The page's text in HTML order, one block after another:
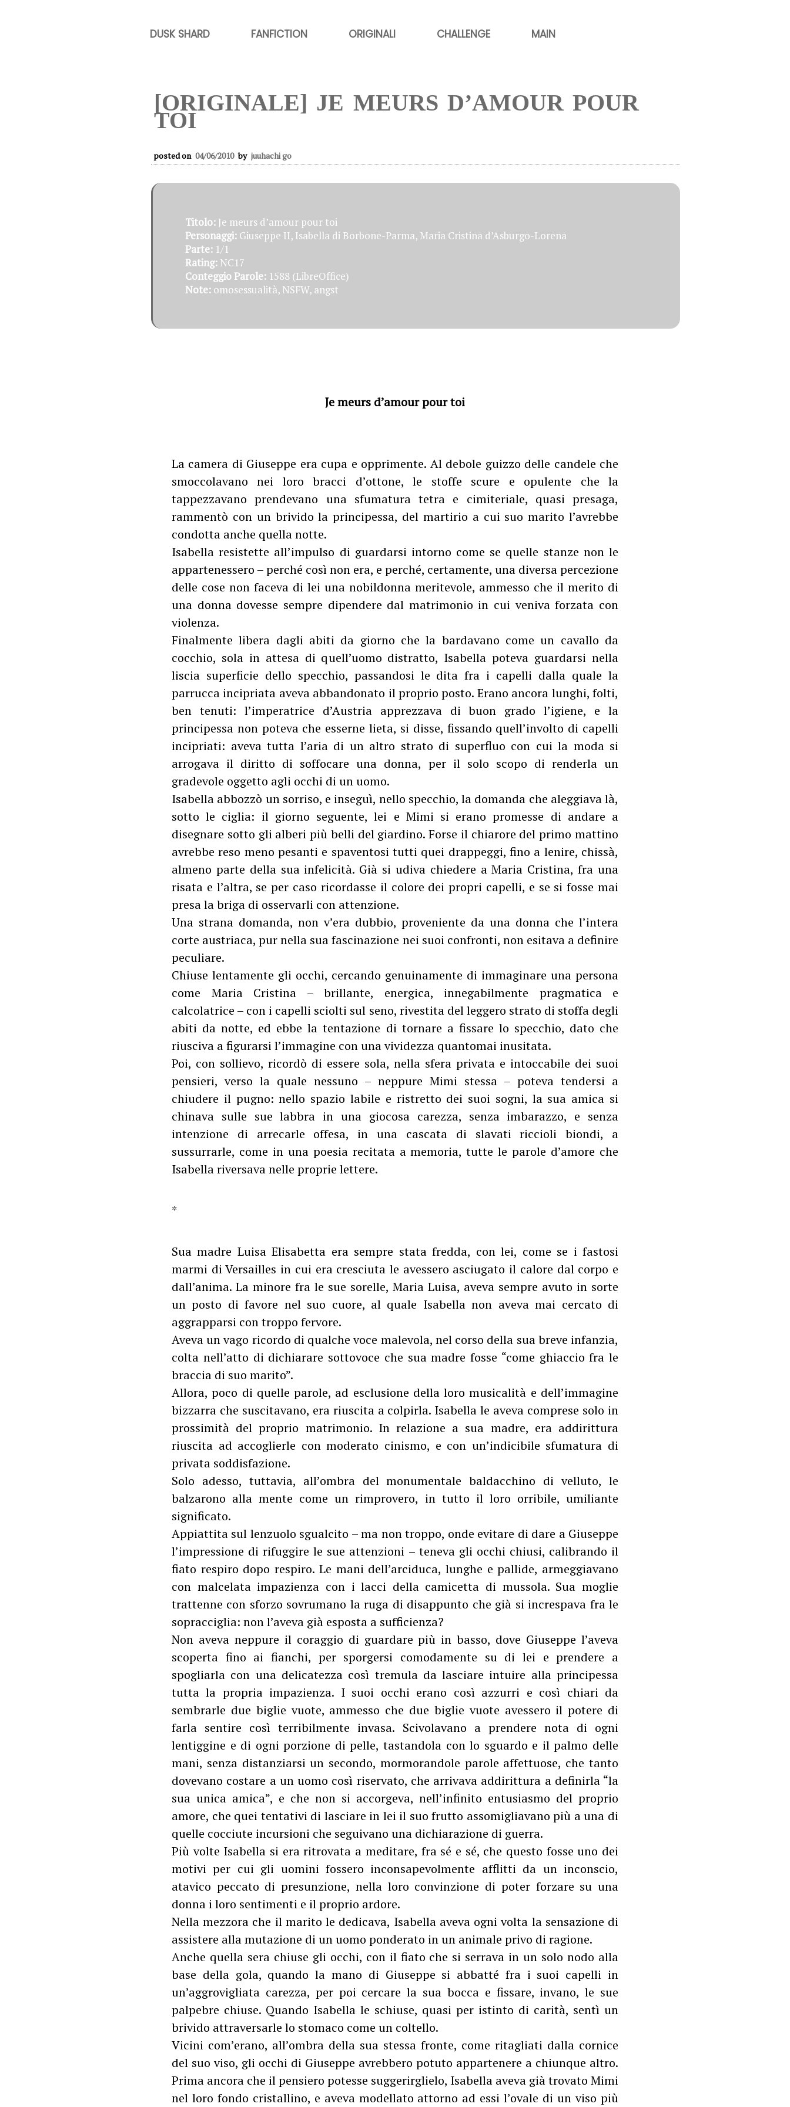
DUSK SHARD FANFICTION ORIGINALI CHALLENGE MAIN
[ORIGINALE] JE MEURS D’AMOUR POUR
TOI
posted on 04/06/2010 by juuhachi go
Titolo: Je meurs d’amour pour toi
Personaggi: Giuseppe II, Isabella di Borbone-Parma, Maria Cristina d’Asburgo-Lorena
Parte: 1/1
Rating: NC17
Conteggio Parole: 1588 (LibreOffice)
Note: omosessualità, NSFW, angst
Je meurs d’amour pour toi
La camera di Giuseppe era cupa e opprimente. Al debole guizzo delle candele che
smoccolavano nei loro bracci d’ottone, le stoffe scure e opulente che la
tappezzavano prendevano una sfumatura tetra e cimiteriale, quasi presaga,
rammentò con un brivido la principessa, del martirio a cui suo marito l’avrebbe
condotta anche quella notte.
Isabella resistette all’impulso di guardarsi intorno come se quelle stanze non le
appartenessero – perché così non era, e perché, certamente, una diversa percezione
delle cose non faceva di lei una nobildonna meritevole, ammesso che il merito di
una donna dovesse sempre dipendere dal matrimonio in cui veniva forzata con
violenza.
Finalmente libera dagli abiti da giorno che la bardavano come un cavallo da
cocchio, sola in attesa di quell’uomo distratto, Isabella poteva guardarsi nella
liscia superficie dello specchio, passandosi le dita fra i capelli dalla quale la
parrucca incipriata aveva abbandonato il proprio posto. Erano ancora lunghi, folti,
ben tenuti: l’imperatrice d’Austria apprezzava di buon grado l’igiene, e la
principessa non poteva che esserne lieta, si disse, fissando quell’involto di capelli
incipriati: aveva tutta l’aria di un altro strato di superfluo con cui la moda si
arrogava il diritto di soffocare una donna, per il solo scopo di renderla un
gradevole oggetto agli occhi di un uomo.
Isabella abbozzò un sorriso, e inseguì, nello specchio, la domanda che aleggiava là,
sotto le ciglia: il giorno seguente, lei e Mimi si erano promesse di andare a
disegnare sotto gli alberi più belli del giardino. Forse il chiarore del primo mattino
avrebbe reso meno pesanti e spaventosi tutti quei drappeggi, fino a lenire, chissà,
almeno parte della sua infelicità. Già si udiva chiedere a Maria Cristina, fra una
risata e l’altra, se per caso ricordasse il colore dei propri capelli, e se si fosse mai
presa la briga di osservarli con attenzione.
Una strana domanda, non v’era dubbio, proveniente da una donna che l’intera
corte austriaca, pur nella sua fascinazione nei suoi confronti, non esitava a definire
peculiare.
Chiuse lentamente gli occhi, cercando genuinamente di immaginare una persona
come Maria Cristina – brillante, energica, innegabilmente pragmatica e
calcolatrice – con i capelli sciolti sul seno, rivestita del leggero strato di stoffa degli
abiti da notte, ed ebbe la tentazione di tornare a fissare lo specchio, dato che
riusciva a figurarsi l’immagine con una vividezza quantomai inusitata.
Poi, con sollievo, ricordò di essere sola, nella sfera privata e intoccabile dei suoi
pensieri, verso la quale nessuno – neppure Mimi stessa – poteva tendersi a
chiudere il pugno: nello spazio labile e ristretto dei suoi sogni, la sua amica si
chinava sulle sue labbra in una giocosa carezza, senza imbarazzo, e senza
intenzione di arrecarle offesa, in una cascata di slavati riccioli biondi, a
sussurrarle, come in una poesia recitata a memoria, tutte le parole d’amore che
Isabella riversava nelle proprie lettere.
*
Sua madre Luisa Elisabetta era sempre stata fredda, con lei, come se i fastosi
marmi di Versailles in cui era cresciuta le avessero asciugato il calore dal corpo e
dall’anima. La minore fra le sue sorelle, Maria Luisa, aveva sempre avuto in sorte
un posto di favore nel suo cuore, al quale Isabella non aveva mai cercato di
aggrapparsi con troppo fervore.
Aveva un vago ricordo di qualche voce malevola, nel corso della sua breve infanzia,
colta nell’atto di dichiarare sottovoce che sua madre fosse “come ghiaccio fra le
braccia di suo marito”.
Allora, poco di quelle parole, ad esclusione della loro musicalità e dell’immagine
bizzarra che suscitavano, era riuscita a colpirla. Isabella le aveva comprese solo in
prossimità del proprio matrimonio. In relazione a sua madre, era addirittura
riuscita ad accoglierle con moderato cinismo, e con un’indicibile sfumatura di
privata soddisfazione.
Solo adesso, tuttavia, all’ombra del monumentale baldacchino di velluto, le
balzarono alla mente come un rimprovero, in tutto il loro orribile, umiliante
significato.
Appiattita sul lenzuolo sgualcito – ma non troppo, onde evitare di dare a Giuseppe
l’impressione di rifuggire le sue attenzioni – teneva gli occhi chiusi, calibrando il
fiato respiro dopo respiro. Le mani dell’arciduca, lunghe e pallide, armeggiavano
con malcelata impazienza con i lacci della camicetta di mussola. Sua moglie
trattenne con sforzo sovrumano la ruga di disappunto che già si increspava fra le
sopracciglia: non l’aveva già esposta a sufficienza?
Non aveva neppure il coraggio di guardare più in basso, dove Giuseppe l’aveva
scoperta fino ai fianchi, per sporgersi comodamente su di lei e prendere a
spogliarla con una delicatezza così tremula da lasciare intuire alla principessa
tutta la propria impazienza. I suoi occhi erano così azzurri e così chiari da
sembrarle due biglie vuote, ammesso che due biglie vuote avessero il potere di
farla sentire così terribilmente invasa. Scivolavano a prendere nota di ogni
lentiggine e di ogni porzione di pelle, tastandola con lo sguardo e il palmo delle
mani, senza distanziarsi un secondo, mormorandole parole affettuose, che tanto
dovevano costare a un uomo così riservato, che arrivava addirittura a definirla “la
sua unica amica”, e che non si accorgeva, nell’infinito entusiasmo del proprio
amore, che quei tentativi di lasciare in lei il suo frutto assomigliavano più a una di
quelle cocciute incursioni che seguivano una dichiarazione di guerra.
Più volte Isabella si era ritrovata a meditare, fra sé e sé, che questo fosse uno dei
motivi per cui gli uomini fossero inconsapevolmente afflitti da un inconscio,
atavico peccato di presunzione, nella loro convinzione di poter forzare su una
donna i loro sentimenti e il proprio ardore.
Nella mezzora che il marito le dedicava, Isabella aveva ogni volta la sensazione di
assistere alla mutazione di un uomo ponderato in un animale privo di ragione.
Anche quella sera chiuse gli occhi, con il fiato che si serrava in un solo nodo alla
base della gola, quando la mano di Giuseppe si abbatté fra i suoi capelli in
un’aggrovigliata carezza, per poi cercare la sua bocca e fissare, invano, le sue
palpebre chiuse. Quando Isabella le schiuse, quasi per istinto di carità, sentì un
brivido attraversarle lo stomaco come un coltello.
Vicini com’erano, all’ombra della sua stessa fronte, come ritagliati dalla cornice
del suo viso, gli occhi di Giuseppe avrebbero potuto appartenere a chiunque altro.
Prima ancora che il pensiero potesse suggerirglielo, Isabella aveva già trovato Mimi
nel loro fondo cristallino, e aveva modellato attorno ad essi l’ovale di un viso più